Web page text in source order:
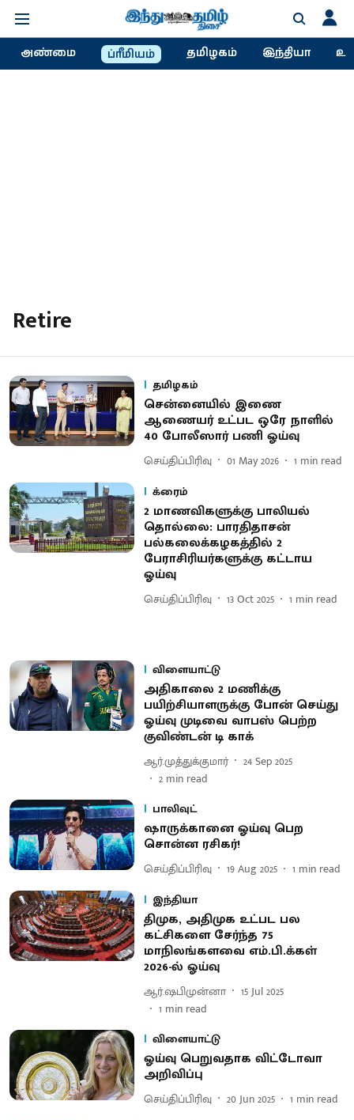
அண்மை ப்ரீமியம் தமிழகம் இந்தியா
Retire
தமிழகம்
சென்னையில் இணை
ஆணையர் உட்பட ஒரே நாளில்
40 போலீஸார் பணி ஓய்வு
செய்திப்பிரிவு 01 May 2026 1 min read
க்ரைம்
2 மாணவிகளுக்கு பாலியல்
தொல்லை: பாரதிதாசன்
பல்கலைக்கழகத்தில் 2
பேராசிரியர்களுக்கு கட்டாய
ஓய்வு
செய்திப்பிரிவு 13 Oct 2025 1 min read
விளையாட்டு
அதிகாலை 2 மணிக்கு
பயிற்சியாளருக்கு போன் செய்து
ஓய்வு முடிவை வாபஸ் பெற்ற
குவிண்டன் டி காக்
ஆர்.முத்துக்குமார்
24 Sep 2025
2 min read
பாலிவுட்
ஷாருக்கானை ஓய்வு பெற
சொன்ன ரசிகர்!
செய்திப்பிரிவு 19 Aug 2025 1 min read
இந்தியா
திமுக, அதிமுக உட்பட பல
கட்சிகளை சேர்ந்த 75
மாநிலங்களவை எம்.பி.க்கள்
2026-ல் ஓய்வு
ஆர்.ஷபிமுன்னா
15 Jul 2025
1 min read
விளையாட்டு
ஓய்வு பெறுவதாக விட்டோவா
அறிவிப்பு
செய்திப்பிரிவு 20 Jun 2025 1 min read